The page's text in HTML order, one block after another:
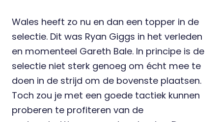
Wales heeft zo nu en dan een topper in de
selectie. Dit was Ryan Giggs in het verleden
en momenteel Gareth Bale. In principe is de
selectie niet sterk genoeg om écht mee te
doen in de strijd om de bovenste plaatsen.
Toch zou je met een goede tactiek kunnen
proberen te profiteren van de